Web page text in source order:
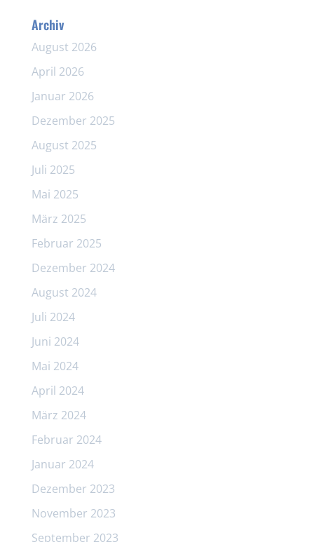
Archiv
August 2026
April 2026
Januar 2026
Dezember 2025
August 2025
Juli 2025
Mai 2025
März 2025
Februar 2025
Dezember 2024
August 2024
Juli 2024
Juni 2024
Mai 2024
April 2024
März 2024
Februar 2024
Januar 2024
Dezember 2023
November 2023
September 2023